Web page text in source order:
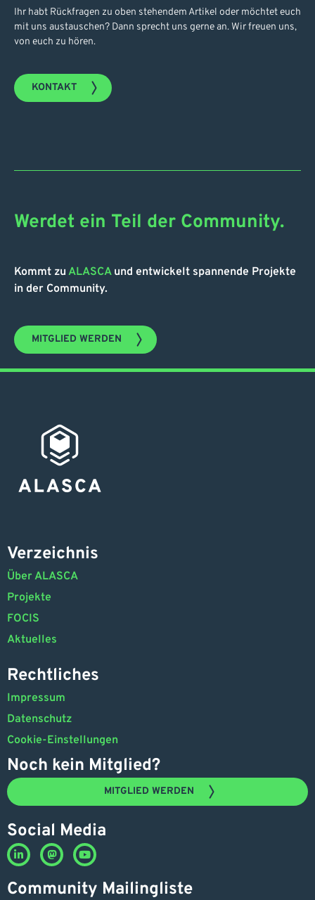
Ihr habt Rückfragen zu oben stehendem Artikel oder möchtet euch
mit uns austauschen? Dann sprecht uns gerne an. Wir freuen uns,
von euch zu hören.
KONTAKT
Werdet ein Teil der Community.
Kommt zu ALASCAund entwickelt spannende Projekte
in der Community.
MITGLIED WERDEN
Verzeichnis
Über ALASCA
Projekte
FOCIS
Aktuelles
Rechtliches
Impressum
Datenschutz
Cookie-Einstellungen
Noch kein Mitglied?
MITGLIED WERDEN
Social Media
Community Mailingliste